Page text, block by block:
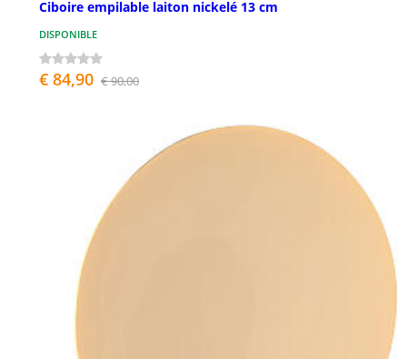
Ciboire empilable laiton nickelé 13 cm
DISPONIBLE
€ 84,90 € 90,00